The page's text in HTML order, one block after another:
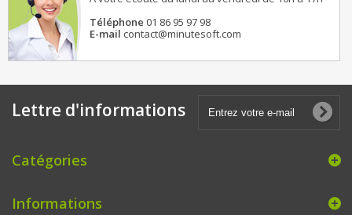
Téléphone 01 86 95 97 98
E-mail contact@minutesoft.com
Lettre d'informations
Catégories
Informations